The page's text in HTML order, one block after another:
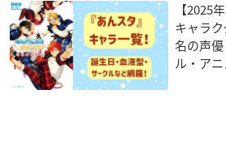
【2025
キャラ
名の声
ル・ア